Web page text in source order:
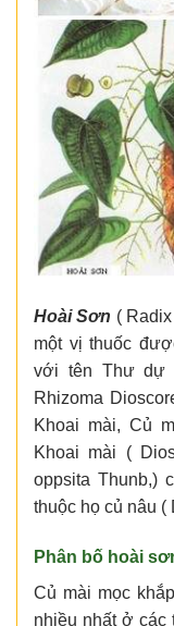
Hoài Sơn (
một vị thuốc
với tên Thư dự
Rhizoma
Khoai mài, Củ
Khoai mài (
oppsita Thunb,)
thuộc họ củ nâu (
Phân bố hoài
Củ mài mọc
nhiều nhất ở các